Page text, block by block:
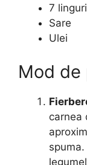
7
Sare
Ulei
Mod de
carnea